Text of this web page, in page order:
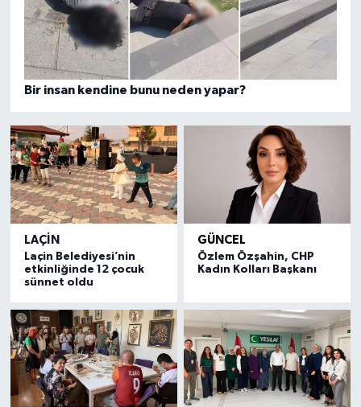
Bir insan kendine bunu neden yapar?
LAÇIN
Laçin Belediyesi’nin
etkinliğinde 12 çocuk
sünnet oldu
GÜNCEL
Özlem Özşahin, CHP
Kadın Kolları Başkanı